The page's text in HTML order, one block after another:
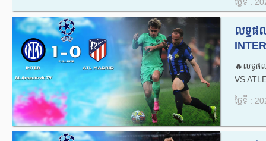
លទ្ធផ
🔥លទ្ធផ
VS
ថ្ងៃទី :